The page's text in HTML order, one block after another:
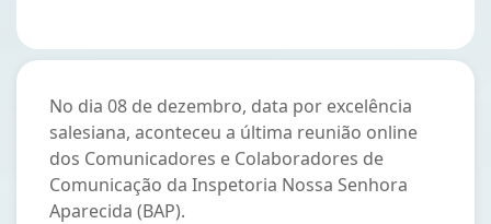
No dia 08 de dezembro, data por excelência
salesiana, aconteceu a última reunião online
dos Comunicadores e Colaboradores de
Comunicação da Inspetoria Nossa Senhora
Aparecida (BAP).